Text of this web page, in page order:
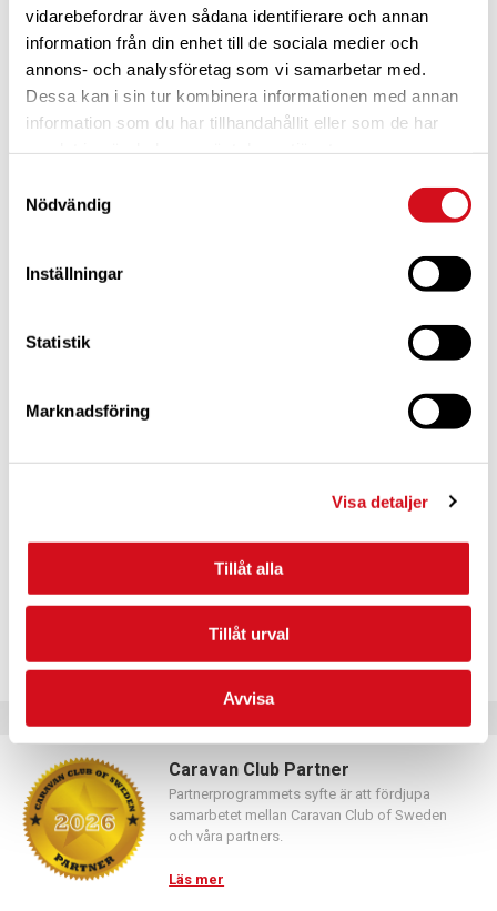
vidarebefordrar även sådana identifierare och annan
information från din enhet till de sociala medier och
annons- och analysföretag som vi samarbetar med.
Dessa kan i sin tur kombinera informationen med annan
information som du har tillhandahållit eller som de har
Nödvändig
Inställningar
Statistik
Marknadsföring
Visa detaljer
Tillåt alla
Tillåt urval
Avvisa
För dig som är blivande ny medlemTa del av alla förmåner.
Bli medlem idag.
Logga in med hjälp av formuläret och följ anvisningarna.
Caravan Club Partner
Partnerprogrammets syfte är att fördjupa
samarbetet mellan Caravan Club of Sweden
och våra partners.
Läs mer